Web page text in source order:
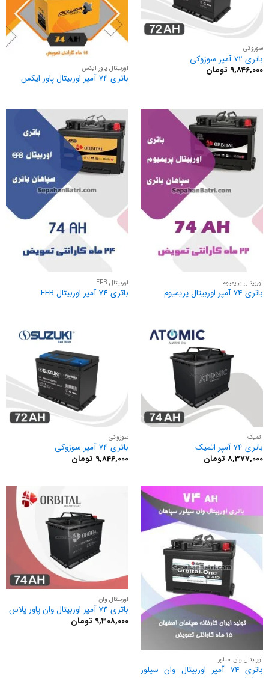
سوزوکی
باتری 72 آمپر سوزوکی
9,846,000 تومان اوربیتال پاور ایکس
باتری 74 آمپر اوربیتال پاور ایکس
اوربیتال پریمیوم
باتری 74 آمپر اوربیتال پریمیوم
اوربیتال EFB
باتری 74 آمپر اوربیتال EFB
اتمیک
باتری 74 آمپر اتمیک
8,377,000 تومان
سوزوکی
باتری 74 آمپر سوزوکی
9,846,000 تومان
اوربیتال وان سیلور
باتری 74 آمپر اوربیتال وان سیلور
اوربیتال وان
باتری 74 آمپر اوربیتال وان پاور پلاس
9,308,000 تومان